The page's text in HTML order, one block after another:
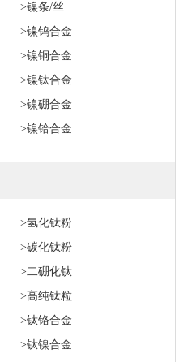
>镍条/丝
>镍钨合金
>镍铜合金
>镍钛合金
>镍硼合金
>镍铪合金
>氢化钛粉
>碳化钛粉
>二硼化钛
>高纯钛粒
>钛铬合金
>钛镍合金